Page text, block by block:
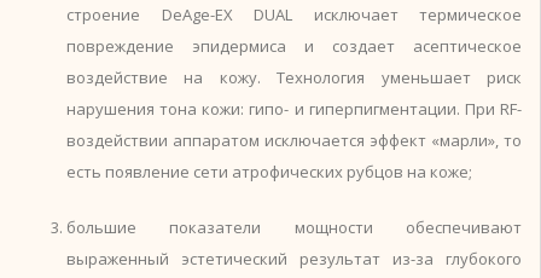
строение DeAge-EX DUAL исключает термическое
повреждение эпидермиса и создает асептическое
воздействие на кожу. Технология уменьшает риск
нарушения тона кожи: гипо- и гиперпигментации. При RF-
воздействии аппаратом исключается эффект «марли», то
есть появление сети атрофических рубцов на коже;
большие показатели мощности обеспечивают
выраженный эстетический результат из-за глубокого